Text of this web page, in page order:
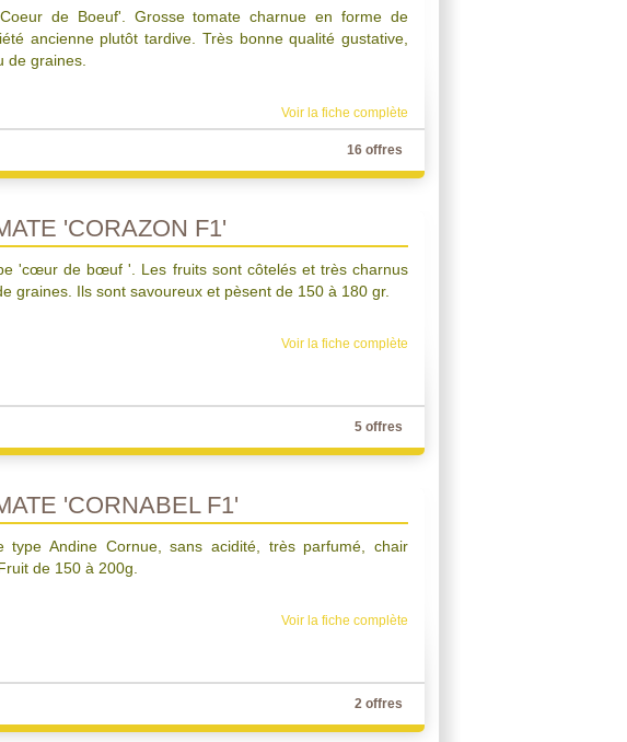
de Boeuf'. Grosse tomate charnue en forme de
ancienne plutôt tardive. Très bonne qualité gustative,
de graines.
Voir la fiche complète
16 offres
'CORAZON F1'
'cœur de bœuf '. Les fruits sont côtelés et très charnus
graines. Ils sont savoureux et pèsent de 150 à 180 gr.
Voir la fiche complète
5 offres
'CORNABEL F1'
type Andine Cornue, sans acidité, très parfumé, chair
de 150 à 200g.
Voir la fiche complète
2 offres